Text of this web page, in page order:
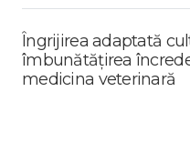
Îngrijirea adaptată
îmbunătățirea
medicina veterinară